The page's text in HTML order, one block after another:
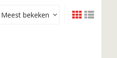
Meest bekeken